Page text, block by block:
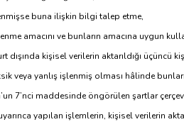
buna ilişkin bilgi talep etme,
amacını ve bunların amacına uygun
dışında kişisel verilerin aktarıldığı üçüncü
veya yanlış işlenmiş olması hâlinde
7’nci maddesinde öngörülen şartlar
yapılan işlemlerin, kişisel verilerin